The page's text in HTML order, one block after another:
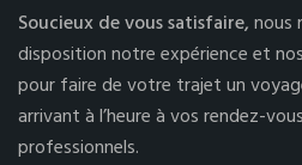
Soucieux de vous satisfaire,nous
disposition notre expérience et
pour faire de votre trajet un
arrivant à l’heure à vos rendez-
professionnels.